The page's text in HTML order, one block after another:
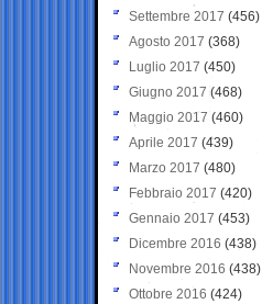
Settembre 2017 (456)
Agosto 2017 (368)
Luglio 2017 (450)
Giugno 2017 (468)
Maggio 2017 (460)
Aprile 2017 (439)
Marzo 2017 (480)
Febbraio 2017 (420)
Gennaio 2017 (453)
Dicembre 2016 (438)
Novembre 2016 (438)
Ottobre 2016 (424)